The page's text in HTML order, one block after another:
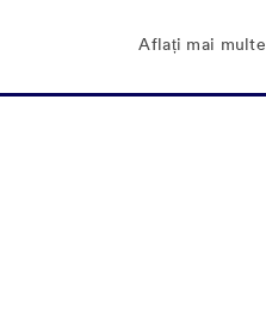
Aflați mai multe